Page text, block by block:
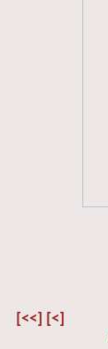
[<<] [<]